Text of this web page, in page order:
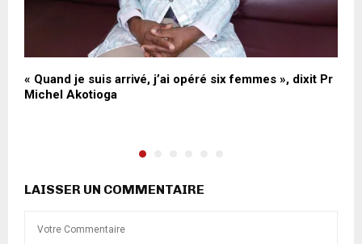
« Quand je suis arrivé, j’ai opéré six femmes », dixit Pr
Michel Akotioga
LAISSER UN COMMENTAIRE